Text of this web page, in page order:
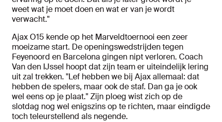
weet wat je moet doen en wat er van je wordt
verwacht."
Ajax O15 kende op het Marveldtoernooi een zeer
moeizame start. De openingswedstrijden tegen
Feyenoord en Barcelona gingen nipt verloren. Coach
Van den IJssel hoopt dat zijn team er uiteindelijk lering
uit zal trekken. "Lef hebben we bij Ajax allemaal: dat
hebben de spelers, maar ook de staf. Dan ga je ook
wel eens op je plaat." Zijn ploeg wist zich op de
slotdag nog wel enigszins op te richten, maar eindigde
toch teleurstellend als negende.